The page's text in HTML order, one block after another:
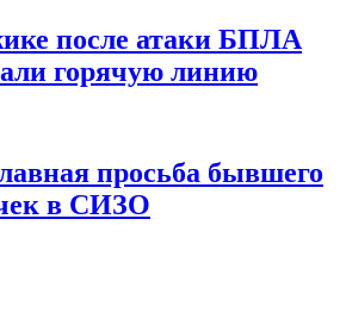
после атаки БПЛА
горячую линию
просьба бывшего
в СИЗО